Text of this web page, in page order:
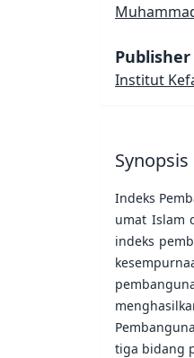
Publisher
Institut
Synopsis
Indeks
umat Islam
indeks
tiga bidang